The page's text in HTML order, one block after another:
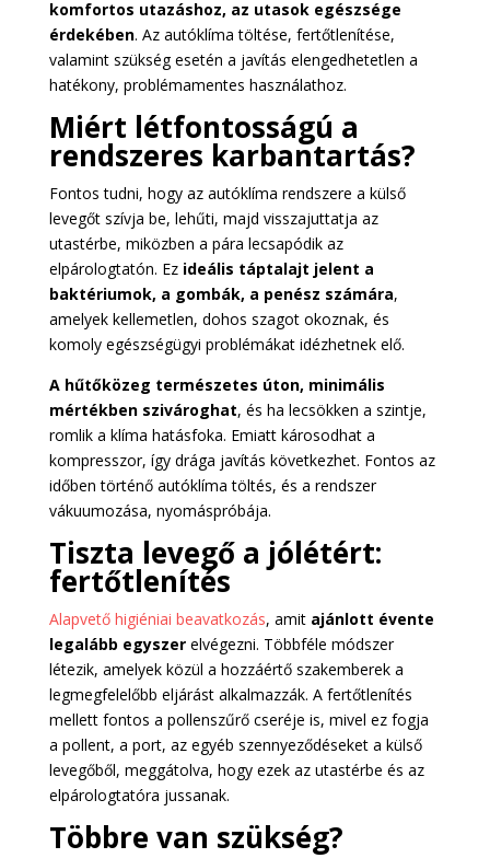
komfortos utazáshoz, az utasok egészsége
érdekében. Az autóklíma töltése, fertőtlenítése,
valamint szükség esetén a javítás elengedhetetlen a
hatékony, problémamentes használathoz.
Miért létfontosságú a
rendszeres karbantartás?
Fontos tudni, hogy az autóklíma rendszere a külső
levegőt szívja be, lehűti, majd visszajuttatja az
utastérbe, miközben a pára lecsapódik az
elpárologtatón. Ez ideális táptalajt jelent a
baktériumok, a gombák, a penész számára,
amelyek kellemetlen, dohos szagot okoznak, és
komoly egészségügyi problémákat idézhetnek elő.
A hűtőközeg természetes úton, minimális
mértékben szivároghat, és ha lecsökken a szintje,
romlik a klíma hatásfoka. Emiatt károsodhat a
kompresszor, így drága javítás következhet. Fontos az
időben történő autóklíma töltés, és a rendszer
vákuumozása, nyomáspróbája.
Tiszta levegő a jólétért:
fertőtlenítés
Alapvető higiéniai beavatkozás, amit ajánlott évente
legalább egyszerelvégezni. Többféle módszer
létezik, amelyek közül a hozzáértő szakemberek a
legmegfelelőbb eljárást alkalmazzák. A fertőtlenítés
mellett fontos a pollenszűrő cseréje is, mivel ez fogja
a pollent, a port, az egyéb szennyeződéseket a külső
levegőből, meggátolva, hogy ezek az utastérbe és az
elpárologtatóra jussanak.
Többre van szükség?